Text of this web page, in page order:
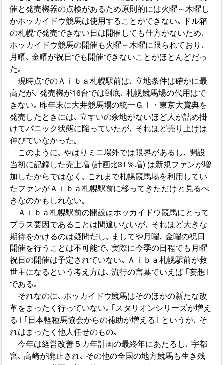
催と発売機器の点検があるため原則的には火曜～木曜し
かホッカイドウ競馬は使用することができない｡ ドル箱
の札幌で発売できない日は開催しても仕方がないため､
ホッカイドウ競馬の開催も火曜～木曜に限られており､
月曜､ 金曜が祝日でも開催できないことがほとんどだっ
た｡
現時点でのＡｉｂａ札幌駅前は､ 立地条件は確かに最
高だが､ 発売機が16台では到底､ 札幌競馬場の代用はで
きない｡ 昨年末に大井競馬場の統一ＧＩ・東京大賞典を
発売したときには､ 立すいの余地がないほど人が詰め掛
けてパニック状態に陥っていたが､ それほど売り上げは
伸びていなかった｡
このように､ やはりミニ場外では限界があるし､ 開設
当初に記録した売上増 (計画比31％増) は新規ファンが増
加したからではなく､ これまで札幌競馬場を利用してい
たファンがＡｉｂａ札幌駅前に移ってきただけと見るべ
きなのかもしれない｡
Ａｉｂａ札幌駅前の開設はホッカイドウ競馬にとって
プラス要因であることは間違いないが､ それほど大きな
期待をかけるのは疑問だし､ ましてや月曜､ 金曜の祝日
開催を行うことは不可能で､ 実際に今季の日程でも月曜
祝日の開催は予定されていない｡ Ａｉｂａ札幌駅前が救
世主になるという考え方は､ 流行の言葉でいえば ｢妄想｣
である｡
それなのに､ ホッカイドウ競馬はそのほかの新たな改
革をまったく行っていない｡ ｢スタリオンシリーズが増え
る｣ ｢日本軽種馬協会からの補助が増える｣ というが､ そ
れはまったく他人任せのもの｡
今年は経営改善５カ年計画の最終年にあたるし､ 宇都
宮､ 高崎が廃止され､ その他の全国の地方競馬も生き残